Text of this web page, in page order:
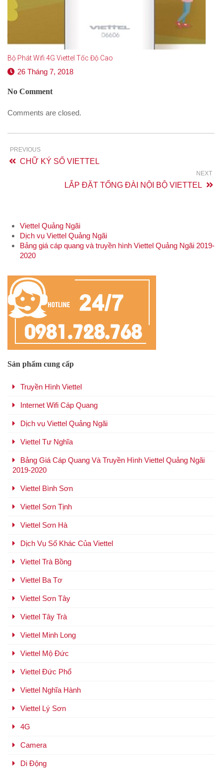
Bộ Phát Wifi 4G Viettel Tốc Độ Cao
26 Tháng 7, 2018
No Comment
Comments are closed.
PREVIOUS
CHỮ KÝ SỐ VIETTEL
NEXT
LẮP ĐẶT TỔNG ĐÀI NỘI BỘ VIETTEL
Viettel Quảng Ngãi
Dịch vụ Viettel Quảng Ngãi
Bảng giá cáp quang và truyền hình Viettel Quảng Ngãi 2019-
2020
Sản phẩm cung cấp
Truyền Hình Viettel
Internet Wifi Cáp Quang
Dịch vụ Viettel Quảng Ngãi
Viettel Tư Nghĩa
Bảng Giá Cáp Quang Và Truyền Hình Viettel Quảng Ngãi
2019-2020
Viettel Bình Sơn
Viettel Sơn Tịnh
Viettel Sơn Hà
Dịch Vụ Số Khác Của Viettel
Viettel Trà Bồng
Viettel Ba Tơ
Viettel Sơn Tây
Viettel Tây Trà
Viettel Minh Long
Viettel Mộ Đức
Viettel Đức Phổ
Viettel Nghĩa Hành
Viettel Lý Sơn
4G
Camera
Di Động